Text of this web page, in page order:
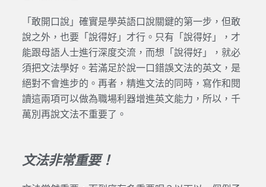
「敢開口說」確實是學英語口說關鍵的第一步，但敢
說之外，也要「說得好」才行。只有「說得好」，才
能跟母語人士進行深度交流，而想「說得好」，就必
須把文法學好。若滿足於說一口錯誤文法的英文，是
絕對不會進步的。再者，精進文法的同時，寫作和閱
讀這兩項可以做為職場利器增進英文能力，所以，千
萬別再說文法不重要了。
文法非常重要！